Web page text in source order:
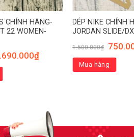
CHÍNH HÃNG-
22 WOMEN-
₫
DÉP NIKE CHÍNH
JORDAN SLIDE/
1.500.000₫
Mua hàng